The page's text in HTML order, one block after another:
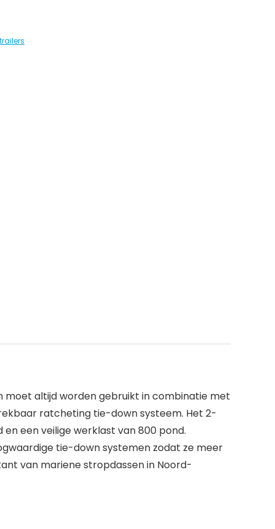
moet altijd worden gebruikt in combinatie met
ratcheting tie-down systeem. Het 2-
een veilige werklast van 800 pond.
tie-down systemen zodat ze meer
van mariene stropdassen in Noord-